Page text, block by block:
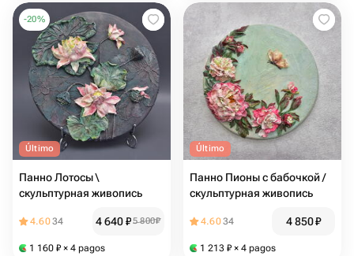
-20%
Último
Панно Лотосы \
скульптурная живопись
4.6034 4 640₽5 800₽
1 160 ₽ × 4 pagos
Último
Панно Пионы с бабочкой /
скульптурная живопись
4.6034 4 850₽
1 213 ₽ × 4 pagos